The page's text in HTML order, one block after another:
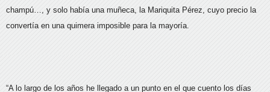
champú…, y solo había una muñeca, la Mariquita Pérez, cuyo precio la
convertía en una quimera imposible para la mayoría.
“A lo largo de los años he llegado a un punto en el que cuento los días